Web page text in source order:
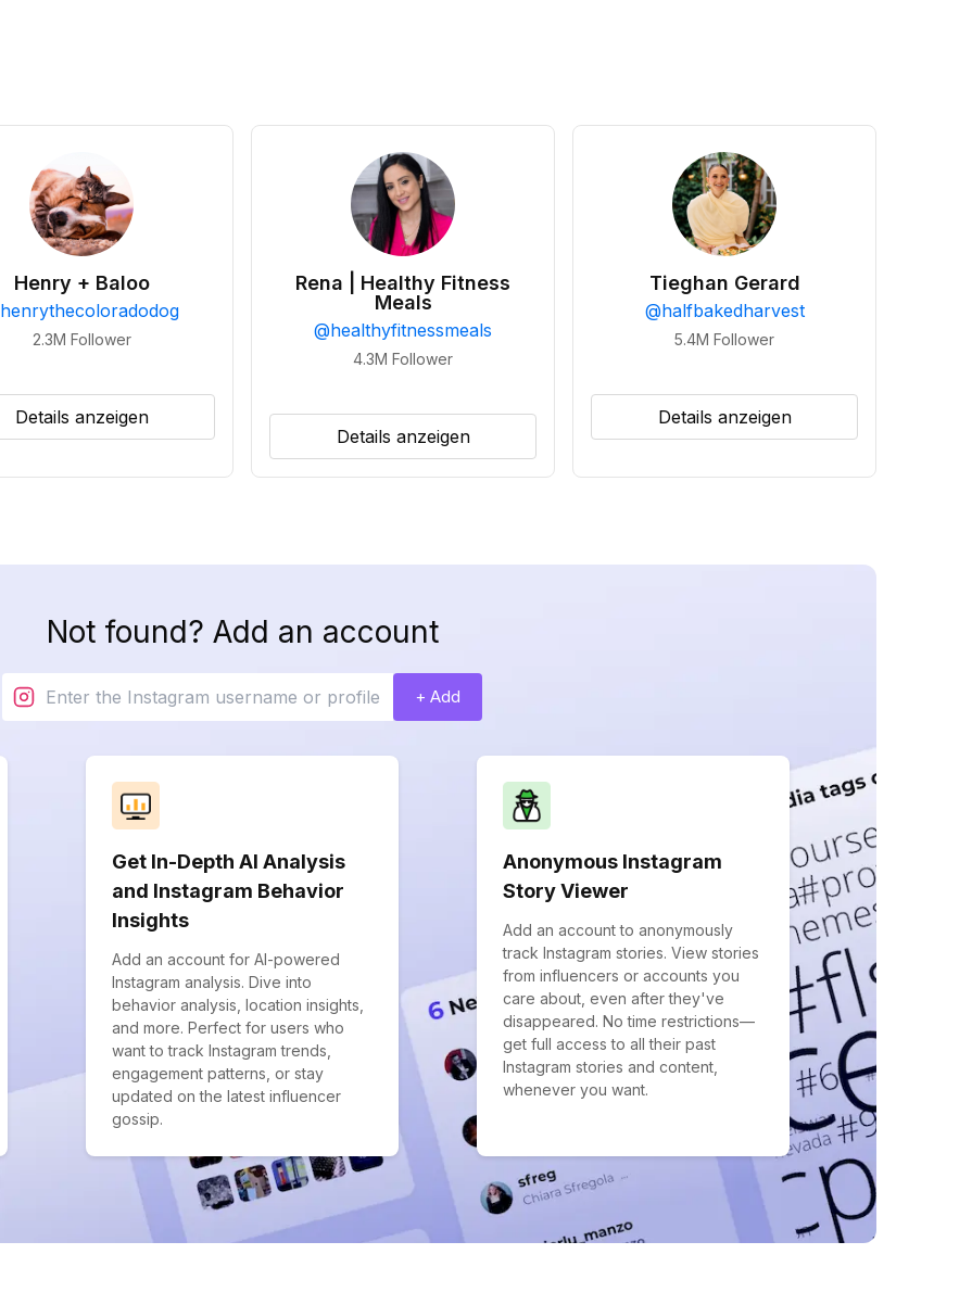
Henry + Baloo
henrythecoloradodog
2.3M Follower
Details anzeigen
Rena | Healthy Fitness
Meals
@healthyfitnessmeals
4.3M Follower
Details anzeigen
Tieghan Gerard
@halfbakedharvest
5.4M Follower
Details anzeigen
Not found? Add an account
+ Add
Get In-Depth AI Analysis
and Instagram Behavior
Insights
Add an account for AI-powered
Instagram analysis. Dive into
behavior analysis, location insights,
and more. Perfect for users who
want to track Instagram trends,
engagement patterns, or stay
updated on the latest influencer
gossip.
Anonymous Instagram
Story Viewer
Add an account to anonymously
track Instagram stories. View stories
from influencers or accounts you
care about, even after they've
disappeared. No time restrictions—
get full access to all their past
Instagram stories and content,
whenever you want.